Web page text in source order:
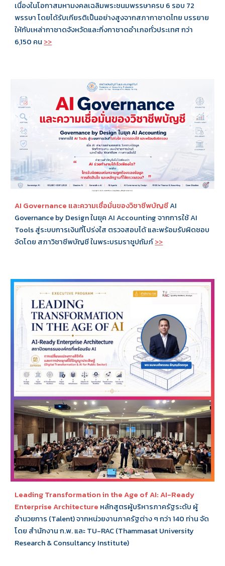
เนื่องในโอกาสมหามงคลเฉลิมพระชนมพรรษาครบ 6 รอบ 72
พรรษา โดยได้รับเกียรติเป็นอย่างสูงจากสภากาชาดไทย บรรยาย
ให้กับเหล่ากาชาดจังหวัดและกิ่งกาชาดอำเภอทั่วประเทศ กว่า
6,150 คน >>
AI Governance และความเชื่อมั่นของวิชาชีพบัญชีAI
Governance by Design ในยุค AI Accounting จากการใช้ AI
Tools สู่ระบบการเงินที่โปร่งใส ตรวจสอบได้ และพร้อมรับผิดชอบ
จัดโดย สภาวิชาชีพบัญชี ในพระบรมราชูปถัมภ์>>
Leading Transformation in the Age of AI: AI-Ready
Enterprise Architecture หลักสูตรผู้บริหารภาครัฐระดับ ผู้
อำนวยการ (Talent) จากหน่วยงานภาครัฐต่าง ๆ กว่า 140 ท่าน จัด
โดย สำนักงาน ก.พ. และ TU-RAC (Thammasat University
Research & Consultancy Institute)